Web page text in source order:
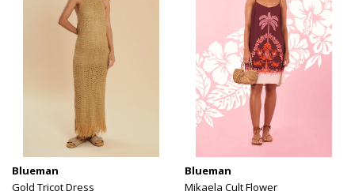
Blueman
Gold Tricot Dress
Blueman
Mikaela Cult Flower